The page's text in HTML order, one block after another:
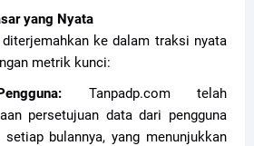
yang Nyata
ke dalam traksi nyata
metrik kunci:
Tanpadp.com telah
persetujuan data dari pengguna
bulannya, yang menunjukkan